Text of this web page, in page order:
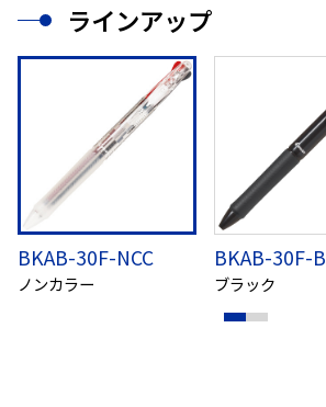
ラインアップ
BKAB-30F-NCC
ノンカラー
BKAB-30F-
ブラック